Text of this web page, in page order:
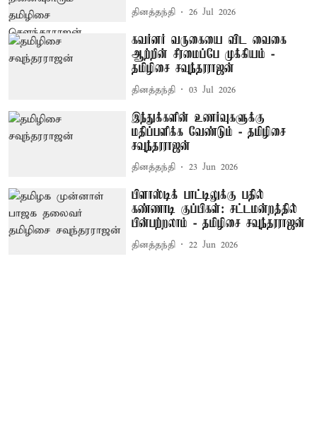
தினத்தந்தி 26 Jul 2026
கவர்னர் வருகையை விட வைகை
ஆற்றின் சீரமைப்பே முக்கியம் -
தமிழிசை சவுந்தரராஜன்
தினத்தந்தி 03 Jul 2026
இந்துக்களின் உணர்வுகளுக்கு
மதிப்பளிக்க வேண்டும் - தமிழிசை
சவுந்தரராஜன்
தினத்தந்தி 23 Jun 2026
பிளாஸ்டிக் பாட்டிலுக்கு பதில்
கண்ணாடி குப்பிகள்: சட்டமன்றத்தில்
பின்பற்றலாம் - தமிழிசை சவுந்தரராஜன்
தினத்தந்தி 22 Jun 2026